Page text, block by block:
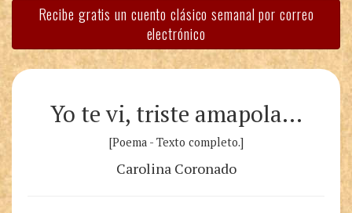
Recibe gratis un cuento clásico semanal por correo
electrónico
Yo te vi, triste amapola…
[Poema - Texto completo.]
Carolina Coronado